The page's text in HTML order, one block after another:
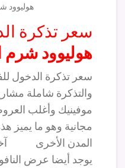
هوليوود
سعر تذكرة
هوليوود شرم
والتذكرة شاملة
موفينيك وأغلب
مجانية وهو ما يميز
المدن الأخرى آخر
يوجد أيضا عرض